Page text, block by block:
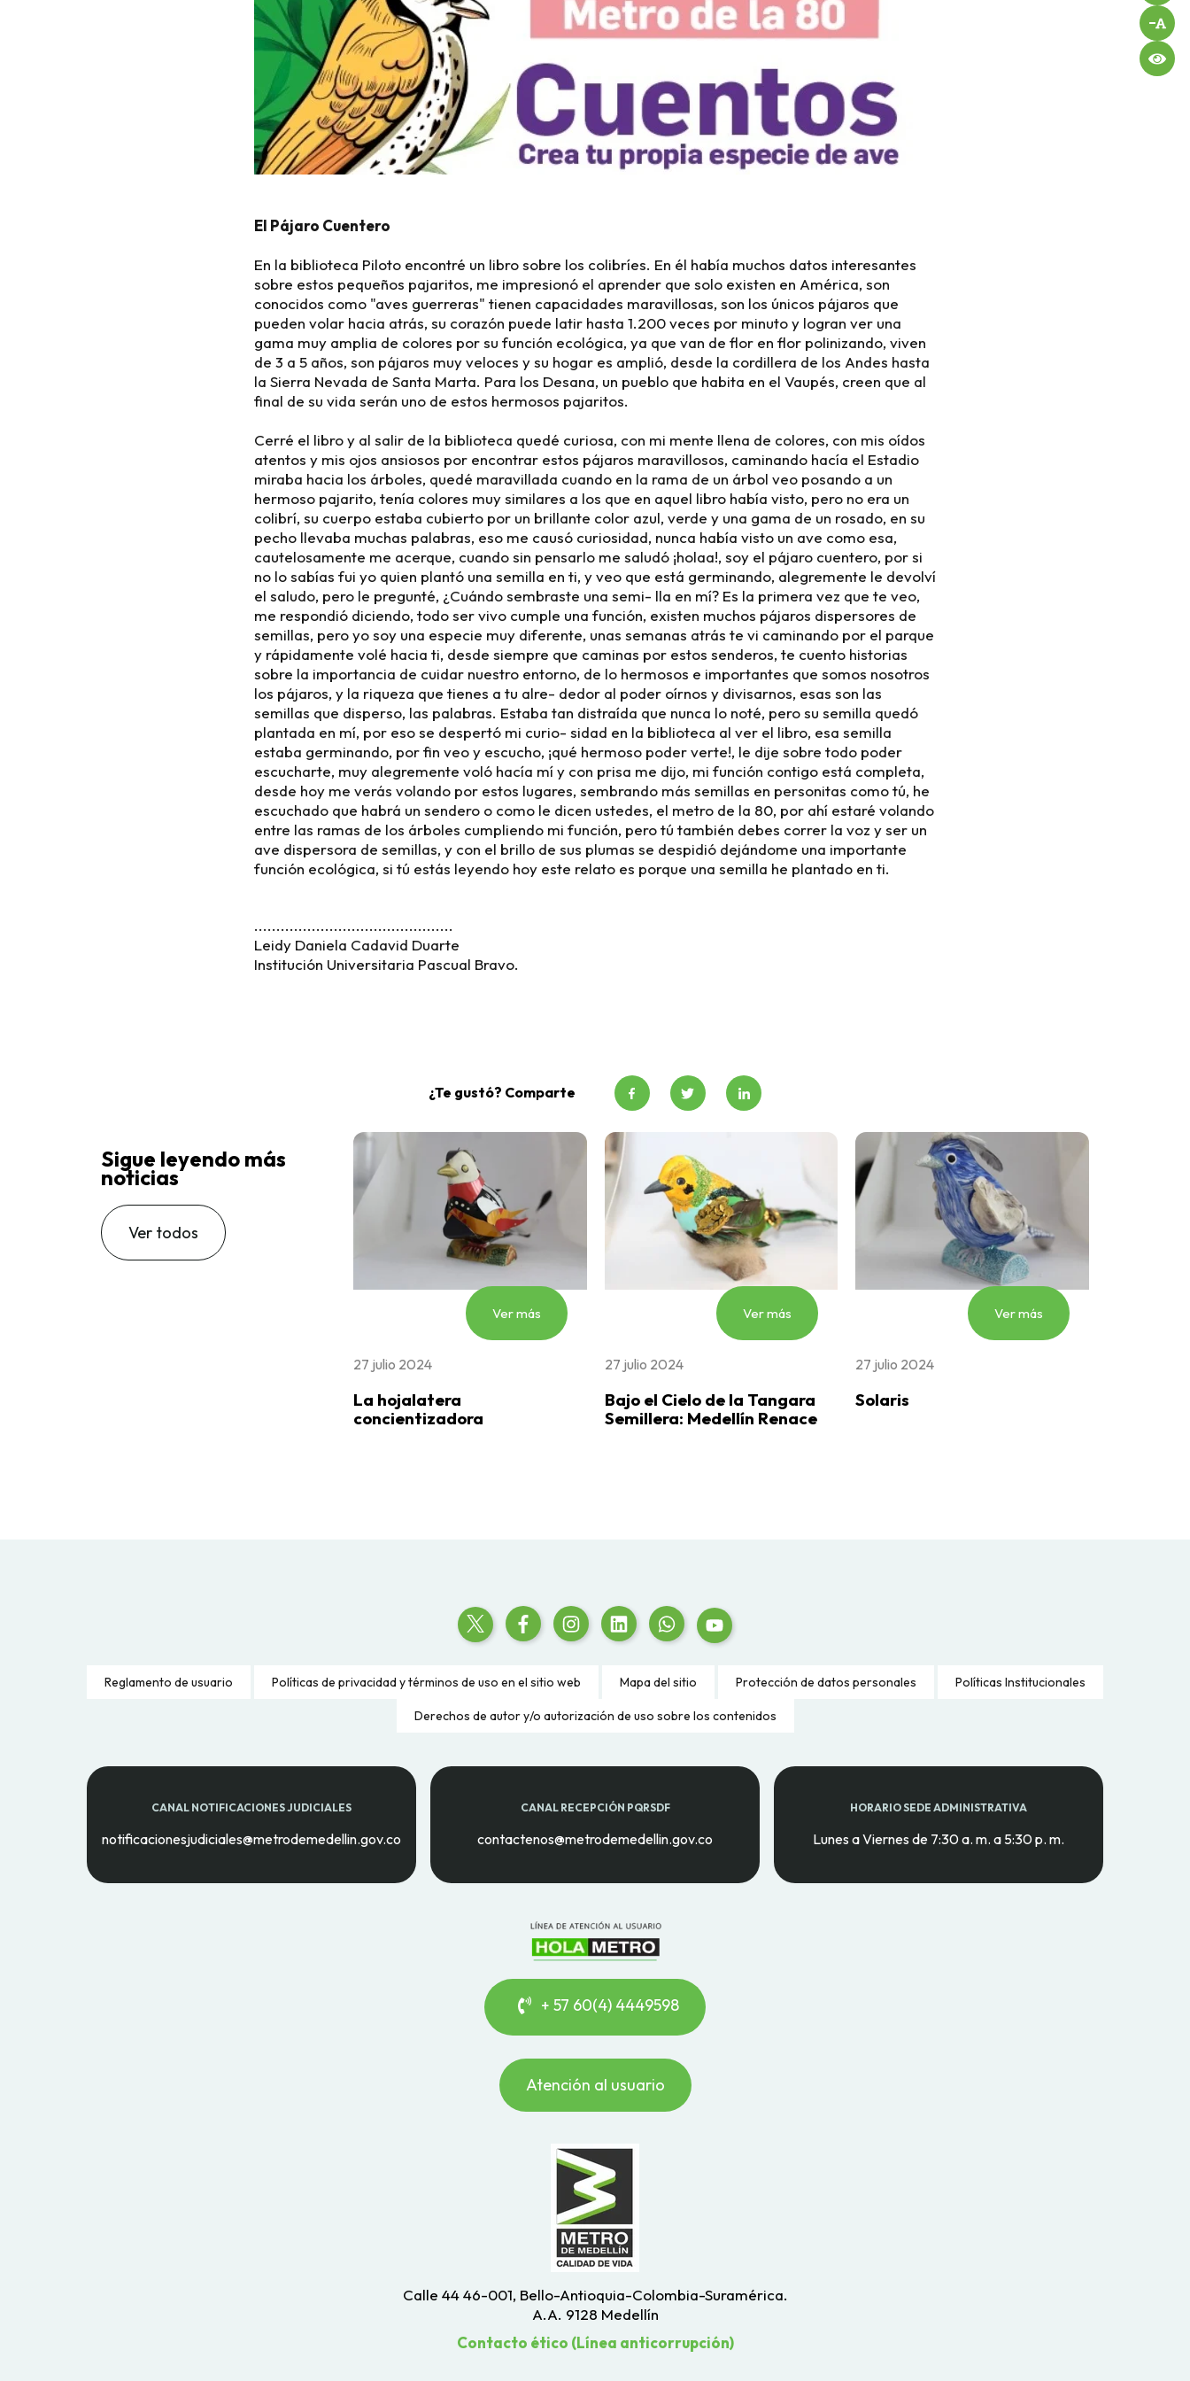
El Pájaro Cuentero
En la biblioteca Piloto encontré un libro sobre los colibríes. En él había muchos datos interesantes
sobre estos pequeños pajaritos, me impresionó el aprender que solo existen en América, son
conocidos como "aves guerreras" tienen capacidades maravillosas, son los únicos pájaros que
pueden volar hacia atrás, su corazón puede latir hasta 1.200 veces por minuto y logran ver una
gama muy amplia de colores por su función ecológica, ya que van de flor en flor polinizando, viven
de 3 a 5 años, son pájaros muy veloces y su hogar es amplió, desde la cordillera de los Andes hasta
la Sierra Nevada de Santa Marta. Para los Desana, un pueblo que habita en el Vaupés, creen que al
final de su vida serán uno de estos hermosos pajaritos.
Cerré el libro y al salir de la biblioteca quedé curiosa, con mi mente llena de colores, con mis oídos
atentos y mis ojos ansiosos por encontrar estos pájaros maravillosos, caminando hacía el Estadio
miraba hacia los árboles, quedé maravillada cuando en la rama de un árbol veo posando a un
hermoso pajarito, tenía colores muy similares a los que en aquel libro había visto, pero no era un
colibrí, su cuerpo estaba cubierto por un brillante color azul, verde y una gama de un rosado, en su
pecho llevaba muchas palabras, eso me causó curiosidad, nunca había visto un ave como esa,
cautelosamente me acerque, cuando sin pensarlo me saludó ¡holaa!, soy el pájaro cuentero, por si
no lo sabías fui yo quien plantó una semilla en ti, y veo que está germinando, alegremente le devolví
el saludo, pero le pregunté, ¿Cuándo sembraste una semi- lla en mí? Es la primera vez que te veo,
me respondió diciendo, todo ser vivo cumple una función, existen muchos pájaros dispersores de
semillas, pero yo soy una especie muy diferente, unas semanas atrás te vi caminando por el parque
y rápidamente volé hacia ti, desde siempre que caminas por estos senderos, te cuento historias
sobre la importancia de cuidar nuestro entorno, de lo hermosos e importantes que somos nosotros
los pájaros, y la riqueza que tienes a tu alre- dedor al poder oírnos y divisarnos, esas son las
semillas que disperso, las palabras. Estaba tan distraída que nunca lo noté, pero su semilla quedó
plantada en mí, por eso se despertó mi curio- sidad en la biblioteca al ver el libro, esa semilla
estaba germinando, por fin veo y escucho, ¡qué hermoso poder verte!, le dije sobre todo poder
escucharte, muy alegremente voló hacía mí y con prisa me dijo, mi función contigo está completa,
desde hoy me verás volando por estos lugares, sembrando más semillas en personitas como tú, he
escuchado que habrá un sendero o como le dicen ustedes, el metro de la 80, por ahí estaré volando
entre las ramas de los árboles cumpliendo mi función, pero tú también debes correr la voz y ser un
ave dispersora de semillas, y con el brillo de sus plumas se despidió dejándome una importante
función ecológica, si tú estás leyendo hoy este relato es porque una semilla he plantado en ti.
.............................................
Leidy Daniela Cadavid Duarte
Institución Universitaria Pascual Bravo.
¿Te gustó? Comparte
Sigue leyendo más
noticias
Ver todos
Ver más
27 julio 2024
La hojalatera
concientizadora
Ver más
27 julio 2024
Bajo el Cielo de la Tangara
Semillera: Medellín Renace
Ver más
27 julio 2024
Solaris
Reglamento de usuario Políticas de privacidad y términos de uso en el sitio web Mapa del sitio Protección de datos personales Políticas Institucionales
Derechos de autor y/o autorización de uso sobre los contenidos
CANAL NOTIFICACIONES JUDICIALES
notificacionesjudiciales@metrodemedellin.gov.co
CANAL RECEPCIÓN PQRSDF
contactenos@metrodemedellin.gov.co
HORARIO SEDE ADMINISTRATIVA
Lunes a Viernes de 7:30 a. m. a 5:30 p. m.
+ 57 60(4) 4449598
Atención al usuario
Calle 44 46-001, Bello-Antioquia-Colombia-Suramérica.
A.A. 9128 Medellín
Contacto ético (Línea anticorrupción)